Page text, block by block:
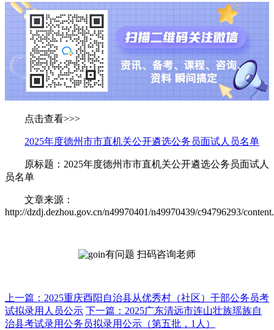
点击查看>>>
2025年度德州市市直机关公开遴选公务员面试人员名单
原标题：2025年度德州市市直机关公开遴选公务员面试人
员名单
文章来源：
http://dzdj.dezhou.gov.cn/n49970401/n49970439/c94796293/
有问题 扫码咨询老师
上一篇：2025重庆酉阳自治县从优秀村（社区）干部公务员考
试拟录用人员公示 下一篇：2025广东清远市连山壮族瑶族自
治县考试录用公务员拟录用公示（第五批，1人）